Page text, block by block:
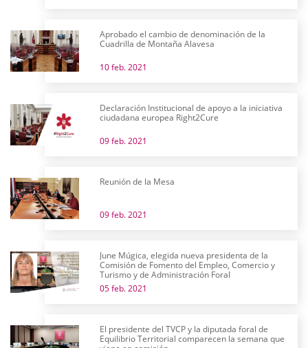
Aprobado el cambio de denominación de la
Cuadrilla de Montaña Alavesa
10 feb. 2021
Declaración Institucional de apoyo a la iniciativa
ciudadana europea Right2Cure
09 feb. 2021
Reunión de la Mesa
09 feb. 2021
June Múgica, elegida nueva presidenta de la
Comisión de Fomento del Empleo, Comercio y
Turismo y de Administración Foral
05 feb. 2021
El presidente del TVCP y la diputada foral de
Equilibrio Territorial comparecen la semana que